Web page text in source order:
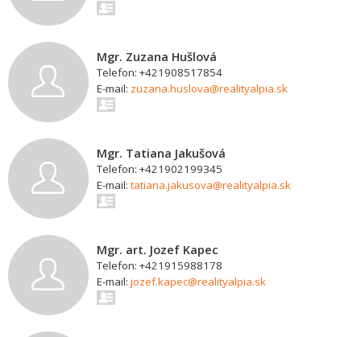
Mgr. Zuzana Hušlová
Telefon: +421908517854
E-mail: zuzana.huslova@realityalpia.sk
Mgr. Tatiana Jakušová
Telefon: +421902199345
E-mail: tatiana.jakusova@realityalpia.sk
Mgr. art. Jozef Kapec
Telefon: +421915988178
E-mail: jozef.kapec@realityalpia.sk